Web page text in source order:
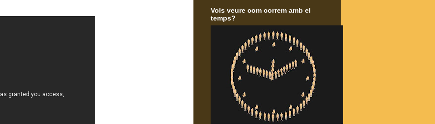
Vols veure com correm amb el
temps?